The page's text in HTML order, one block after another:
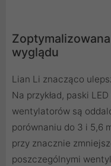
wyglądu
Lian Li znacząco
Na przykład, paski
wentylatorów są
porównaniu do 3 i 5,6
przy znacznie
poszczególnymi